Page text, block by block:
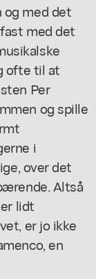
og med det
med det
ofte til at
Per
og spille
i
over det
Altså
lidt
er jo ikke
en